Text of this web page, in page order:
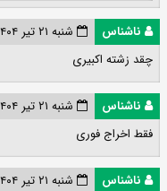
ناشناس
شنبه ۲۱ تیر ۱۴۰۴ ۱۹:۳۸:۰۴
چقد زشته اکبیری
ناشناس
شنبه ۲۱ تیر ۱۴۰۴ ۱۹:۳۹:۱۳
فقط اخراج فوری
ناشناس
شنبه ۲۱ تیر ۱۴۰۴ ۱۹:۴۲:۵۹